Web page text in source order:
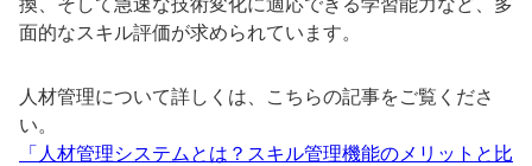
換、そして急速な技術変化に適応できる学習能力など、多
面的なスキル評価が求められています。
人材管理について詳しくは、こちらの記事をご覧くださ
い。
「人材管理システムとは？スキル管理機能のメリットと比